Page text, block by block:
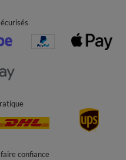
confiance